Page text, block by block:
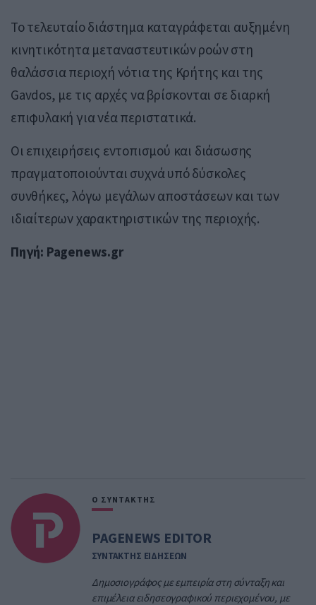
Το τελευταίο διάστημα καταγράφεται αυξημένη
κινητικότητα μεταναστευτικών ροών στη
θαλάσσια περιοχή νότια της Κρήτης και της
Gavdos, με τις αρχές να βρίσκονται σε διαρκή
επιφυλακή για νέα περιστατικά.
Οι επιχειρήσεις εντοπισμού και διάσωσης
πραγματοποιούνται συχνά υπό δύσκολες
συνθήκες, λόγω μεγάλων αποστάσεων και των
ιδιαίτερων χαρακτηριστικών της περιοχής.
Πηγή: Pagenews.gr
Ο ΣΥΝΤΑΚΤΗΣ
PAGENEWS EDITOR
ΣΥΝΤΑΚΤΗΣ ΕΙΔΗΣΕΩΝ
Δημοσιογράφος με εμπειρία στη σύνταξη και
επιμέλεια ειδησεογραφικού περιεχομένου, με